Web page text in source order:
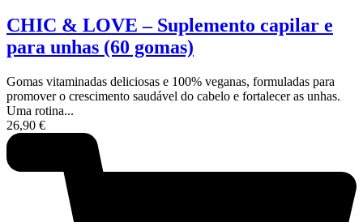
CHIC & LOVE – Suplemento capilar e
para unhas (60 gomas)
Gomas vitaminadas deliciosas e 100% veganas, formuladas para
promover o crescimento saudável do cabelo e fortalecer as unhas.
Uma rotina...
26,90 €